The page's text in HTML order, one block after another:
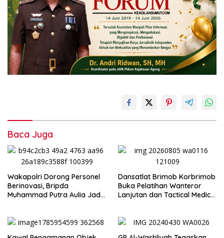
Baca Juga
Wakapolri Dorong Personel
Berinovasi, Bripda
Muhammad Putra Aulia Jadi
Dansatlat Brimob Korbrimob
Buka Pelatihan Wanteror
Lanjutan dan Tactical Medic